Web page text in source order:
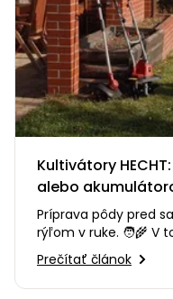
Kultivátory
alebo
Príprava pôdy pred
rýľom v ruke. 🧑‍🌾 V
kultivátory HECHT a
Prečítať článok